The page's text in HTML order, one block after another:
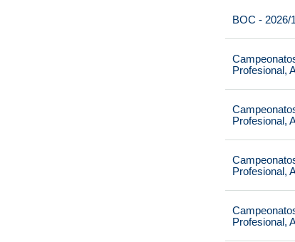
BOC - 2026/
Profesional,
Profesional,
Profesional,
Profesional,